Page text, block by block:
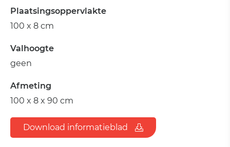
Plaatsingsoppervlakte
100 x 8 cm
Valhoogte
geen
Afmeting
100 x 8 x 90 cm
Download informatieblad